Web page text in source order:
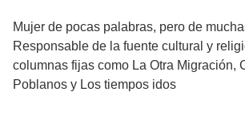
Mujer de pocas palabras, pero de
Responsable de la fuente cultural y
columnas fijas como La Otra Migración,
Poblanos y Los tiempos idos